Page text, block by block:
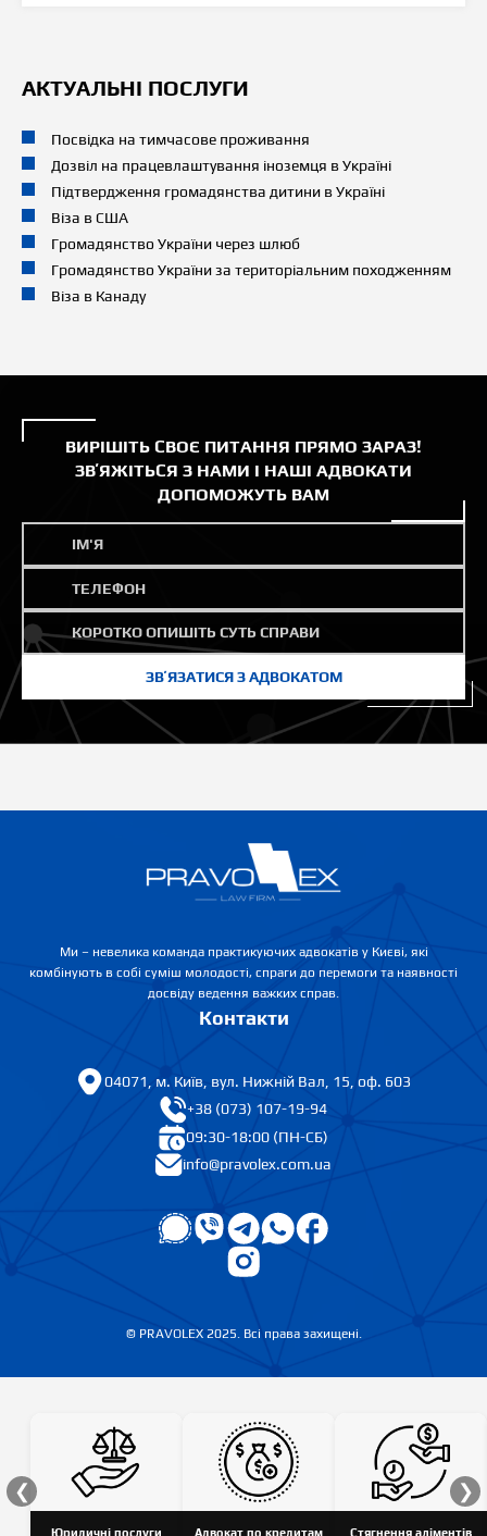
АКТУАЛЬНІ ПОСЛУГИ
Посвідка на тимчасове проживання
Дозвіл на працевлаштування іноземця в Україні
Підтвердження громадянства дитини в Україні
Віза в США
Громадянство України через шлюб
Громадянство України за територіальним походженням
Віза в Канаду
ВИРІШІТЬ СВОЄ ПИТАННЯ ПРЯМО ЗАРАЗ!
ЗВʼЯЖІТЬСЯ З НАМИ І НАШІ АДВОКАТИ
ДОПОМОЖУТЬ ВАМ
Ми – невелика команда практикуючих адвокатів у Києві, які
комбінують в собі суміш молодості, спраги до перемоги та наявності
досвіду ведення важких справ.
© PRAVOLEX 2025. Всі права захищені.
Контакти
04071, м. Київ, вул. Нижній Вал, 15, оф. 603
+38 (073) 107-19-94
09:30-18:00 (ПН-СБ)
info@pravolex.com.ua
❮ ❯
Юридичні послуги Адвокат по кредитам Стягнення аліментів